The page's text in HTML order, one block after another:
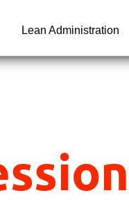
Lean Administration